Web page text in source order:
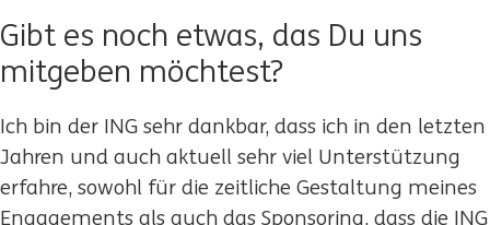
Gibt es noch etwas, das Du uns
mitgeben möchtest?
Ich bin der ING sehr dankbar, dass ich in den letzten
Jahren und auch aktuell sehr viel Unterstützung
erfahre, sowohl für die zeitliche Gestaltung meines
Engagements als auch das Sponsoring, dass die ING